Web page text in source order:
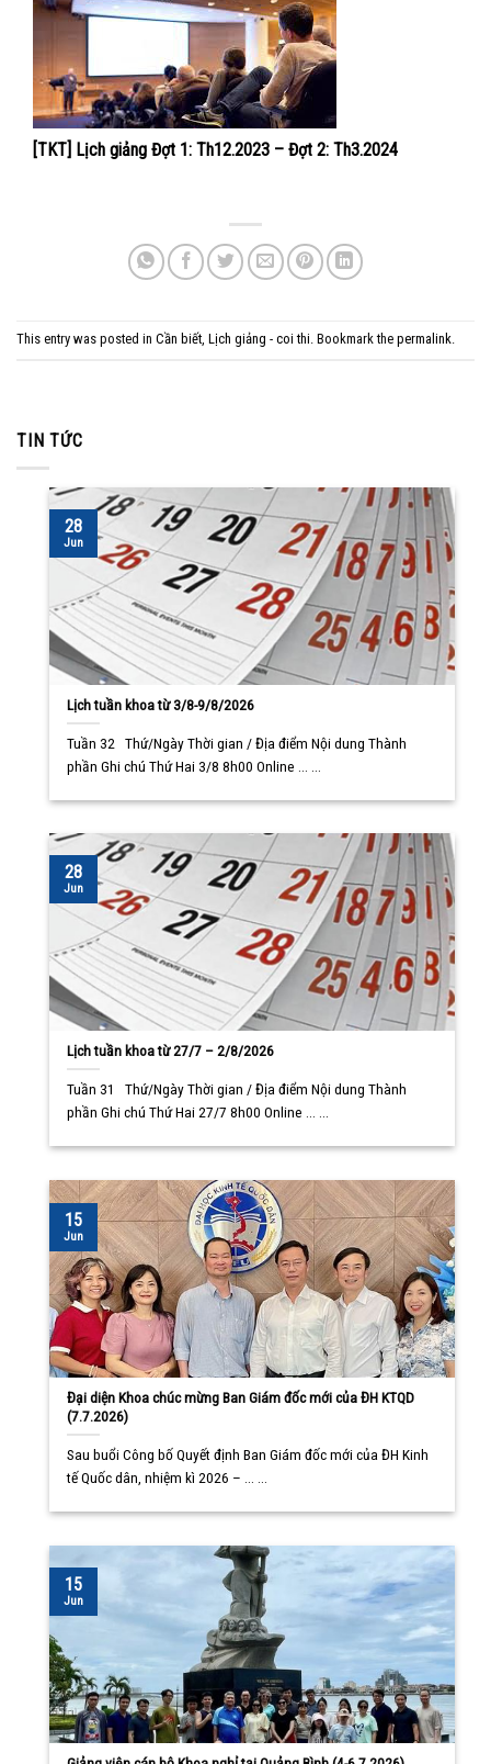
[TKT] Lịch giảng Đợt 1: Th12.2023 – Đợt 2: Th3.2024
This entry was posted in Cần biết, Lịch giảng - coi thi. Bookmark the permalink.
TIN TỨC
Lịch tuần khoa từ 3/8-9/8/2026
Tuần 32 Thứ/Ngày Thời gian / Địa điểm Nội dung Thành
phần Ghi chú Thứ Hai 3/8 8h00 Online ... ...
28
Jun
Lịch tuần khoa từ 27/7 – 2/8/2026
Tuần 31 Thứ/Ngày Thời gian / Địa điểm Nội dung Thành
phần Ghi chú Thứ Hai 27/7 8h00 Online ... ...
28
Jun
Đại diện Khoa chúc mừng Ban Giám đốc mới của ĐH KTQD
(7.7.2026)
Sau buổi Công bố Quyết định Ban Giám đốc mới của ĐH Kinh
tế Quốc dân, nhiệm kì 2026 – ... ...
15
Jun
15
Jun